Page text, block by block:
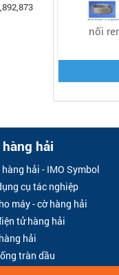
nối
hải
hải - IMO Symbol
cụ tác nghiệp
máy - cờ hàng hải
tử hàng hải
hải
tràn dầu